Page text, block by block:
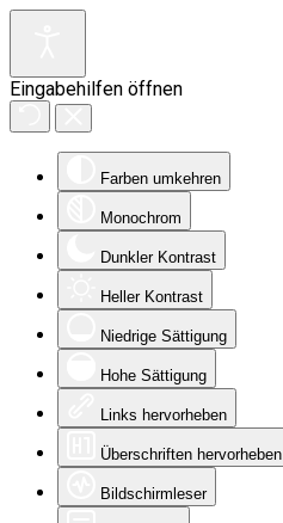
Eingabehilfen öffnen
Farben umkehren
Monochrom
Dunkler Kontrast
Heller Kontrast
Niedrige Sättigung
Hohe Sättigung
Links hervorheben
Überschriften hervorheben
Bildschirmleser